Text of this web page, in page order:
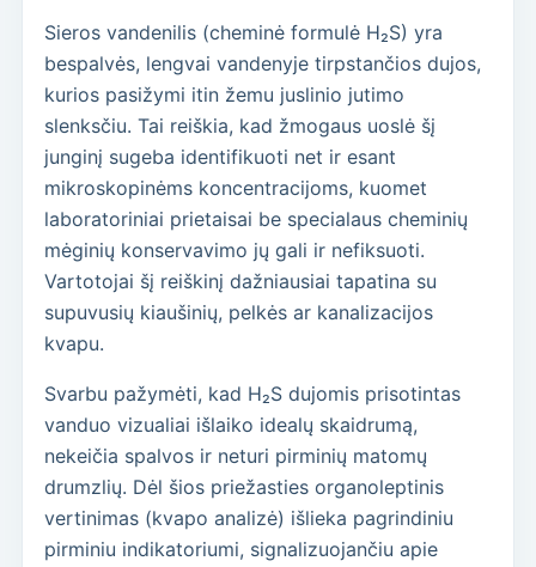
Sieros vandenilis (cheminė formulė H₂S) yra
bespalvės, lengvai vandenyje tirpstančios dujos,
kurios pasižymi itin žemu juslinio jutimo
slenksčiu. Tai reiškia, kad žmogaus uoslė šį
junginį sugeba identifikuoti net ir esant
mikroskopinėms koncentracijoms, kuomet
laboratoriniai prietaisai be specialaus cheminių
mėginių konservavimo jų gali ir nefiksuoti.
Vartotojai šį reiškinį dažniausiai tapatina su
supuvusių kiaušinių, pelkės ar kanalizacijos
kvapu.
Svarbu pažymėti, kad H₂S dujomis prisotintas
vanduo vizualiai išlaiko idealų skaidrumą,
nekeičia spalvos ir neturi pirminių matomų
drumzlių. Dėl šios priežasties organoleptinis
vertinimas (kvapo analizė) išlieka pagrindiniu
pirminiu indikatoriumi, signalizuojančiu apie